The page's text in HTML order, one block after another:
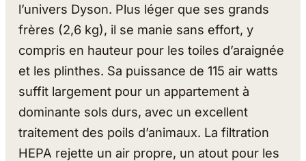
l’univers Dyson. Plus léger que ses grands
frères (2,6 kg), il se manie sans effort, y
compris en hauteur pour les toiles d’araignée
et les plinthes. Sa puissance de 115 air watts
suffit largement pour un appartement à
dominante sols durs, avec un excellent
traitement des poils d’animaux. La filtration
HEPA rejette un air propre, un atout pour les